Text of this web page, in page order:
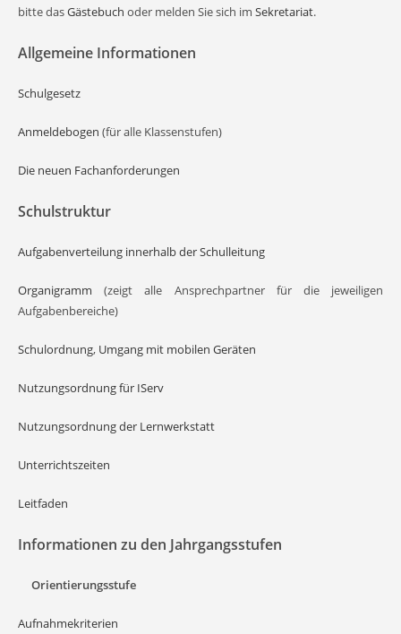
bitte dasGästebuch oder melden Sie sich im Sekretariat.
Allgemeine Informationen
Schulgesetz
Anmeldebogen (für alle Klassenstufen)
Die neuen Fachanforderungen
Schulstruktur
Aufgabenverteilung innerhalb der Schulleitung
Organigramm (zeigt alle Ansprechpartner für die jeweiligen
Aufgabenbereiche)
Schulordnung, Umgang mit mobilen Geräten
Nutzungsordnung für IServ
Nutzungsordnung der Lernwerkstatt
Unterrichtszeiten
Leitfaden
Informationen zu den Jahrgangsstufen
Orientierungsstufe
Aufnahmekriterien